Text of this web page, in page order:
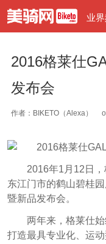
业
2016格莱仕
发布会
作者：BIKETO（Alexa）
2016年1月12日
东江门市的鹤山碧桂
暨新品发布会。
两年来，格莱仕
打造最具专业化、运